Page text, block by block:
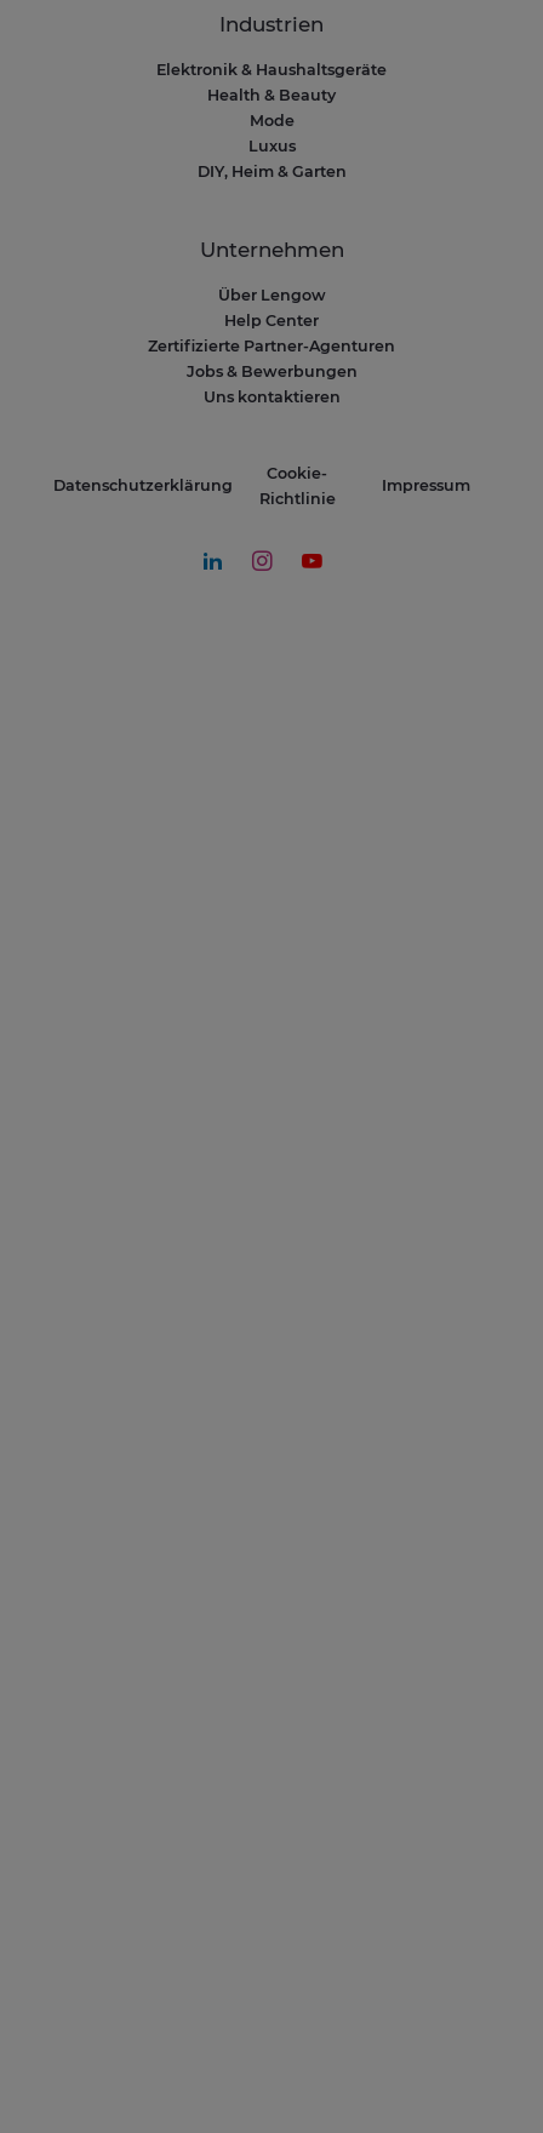
Industrien
Elektronik & Haushaltsgeräte
Health & Beauty
Mode
Luxus
DIY, Heim & Garten
Unternehmen
Über Lengow
Help Center
Zertifizierte Partner-Agenturen
Jobs & Bewerbungen
Uns kontaktieren
Datenschutzerklärung
Cookie-
Richtlinie
Impressum